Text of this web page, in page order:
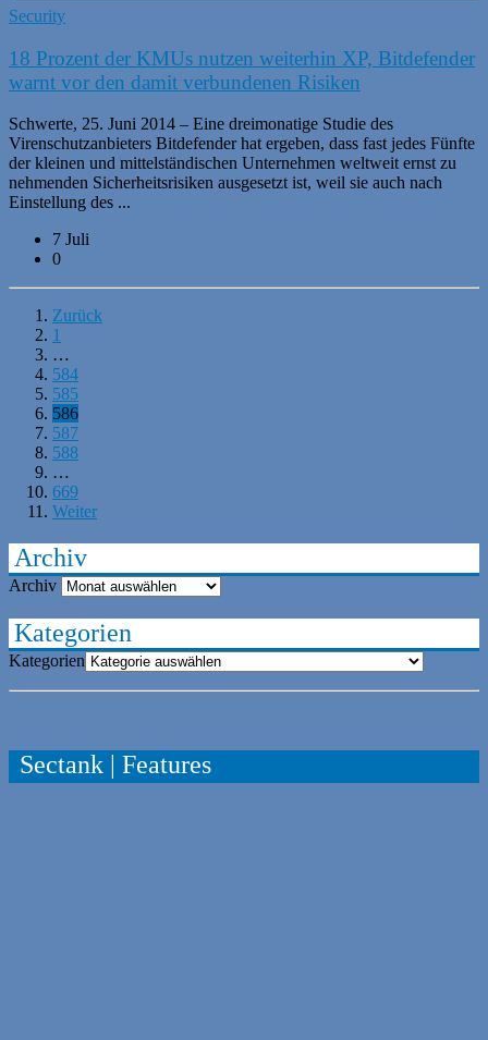
Security
18 Prozent der KMUs nutzen weiterhin XP, Bitdefender
warnt vor den damit verbundenen Risiken
Schwerte, 25. Juni 2014 – Eine dreimonatige Studie des
Virenschutzanbieters Bitdefender hat ergeben, dass fast jedes Fünfte
der kleinen und mittelständischen Unternehmen weltweit ernst zu
nehmenden Sicherheitsrisiken ausgesetzt ist, weil sie auch nach
Einstellung des ...
7 Juli
0
Zurück
1
…
584
585
586
587
588
…
669
Weiter
Archiv
Archiv
Kategorien
Kategorien
Sectank | Features